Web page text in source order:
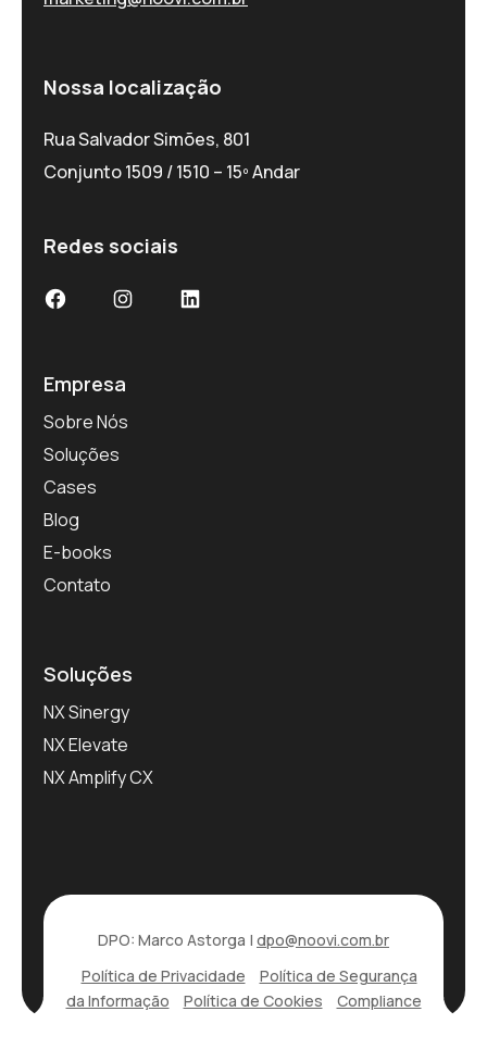
Nossa localização
Rua Salvador Simões, 801
Conjunto 1509 / 1510 – 15º Andar
Redes sociais
FacebookInstagramLinkedIn
Empresa
Sobre Nós
Soluções
Cases
Blog
E-books
Contato
Soluções
NX Sinergy
NX Elevate
NX Amplify CX
DPO: Marco Astorga | dpo@noovi.com.br
Política de Privacidade
Política de Segurança
da Informação
Política de Cookies Compliance